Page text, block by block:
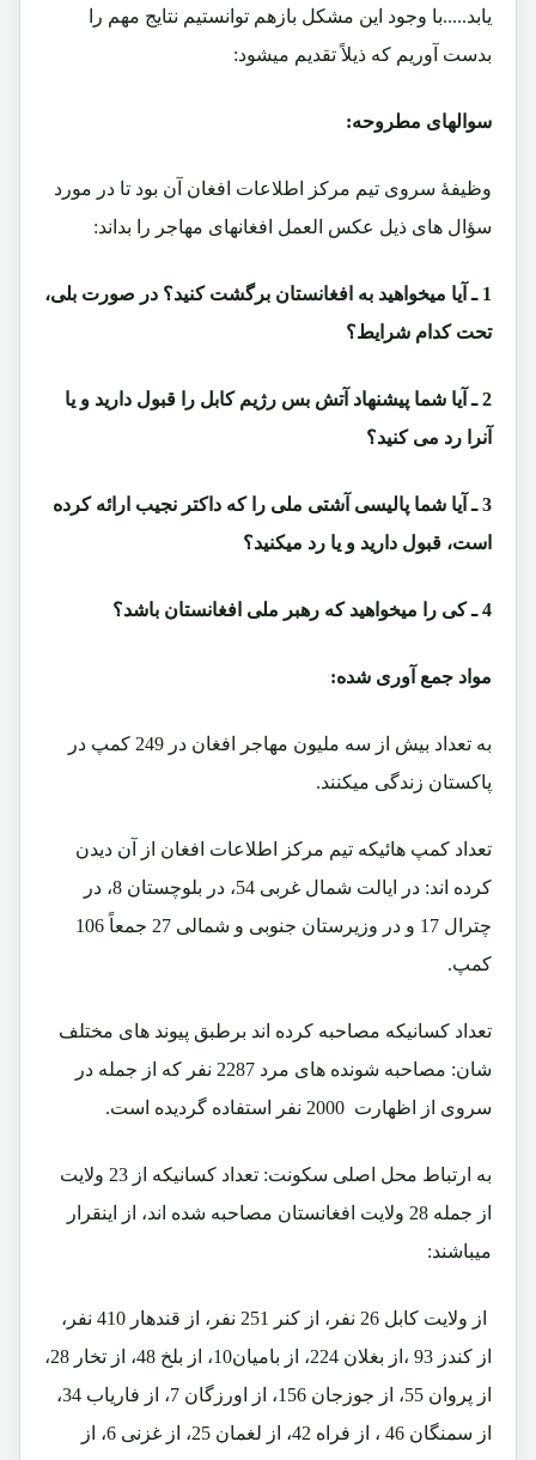
یابد.....با وجود این مشکل بازهم توانستیم نتایج مهم را
بدست آوریم که ذیلاً تقدیم میشود:
سوالهای مطروحه:
وظیفۀ سروی تیم مرکز اطلاعات افغان آن بود تا در مورد
سؤال های ذیل عکس العمل افغانهای مهاجر را بداند:
1 ـ آیا میخواهید به افغانستان برگشت کنید؟ در صورت بلی،
تحت کدام شرایط؟
2 ـ آیا شما پیشنهاد آتش بس رژیم کابل را قبول دارید و یا
آنرا رد می کنید؟
3 ـ آیا شما پالیسی آشتی ملی را که داکتر نجیب ارائه کرده
است، قبول دارید و یا رد میکنید؟
4 ـ کی را میخواهید که رهبر ملی افغانستان باشد؟
مواد جمع آوری شده:
به تعداد بیش از سه ملیون مهاجر افغان در 249 کمپ در
پاکستان زندگی میکنند.
تعداد کمپ هائیکه تیم مرکز اطلاعات افغان از آن دیدن
کرده اند: در ایالت شمال غربی 54، در بلوچستان 8، در
چترال 17 و در وزیرستان جنوبی و شمالی 27 جمعاً 106
کمپ.
تعداد کسانیکه مصاحبه کرده اند برطبق پیوند های مختلف
شان: مصاحبه شونده های مرد 2287 نفر که از جمله در
سروی از اظهارت 2000 نفر استفاده گردیده است.
به ارتباط محل اصلی سکونت: تعداد کسانیکه از 23 ولایت
از جمله 28 ولایت افغانستان مصاحبه شده اند، از اینقرار
میباشند:
از ولایت کابل 26 نفر، از کنر 251 نفر، از قندهار 410 نفر،
از کندز 93 ،از بغلان 224، از بامیان10، از بلخ 48، از تخار 28،
از پروان 55، از جوزجان 156، از اورزگان 7، از فاریاب 34،
از سمنگان 46 ، از فراه 42، از لغمان 25، از غزنی 6، از